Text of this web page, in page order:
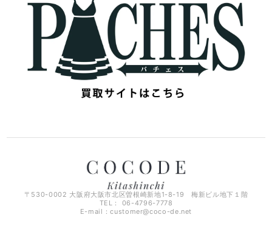
〒530-0002 大阪府大阪市北区曽根崎新地1-8-19 梅新ビル地下１階
TEL： 06-4796-7778
E-mail：customer@coco-de.net